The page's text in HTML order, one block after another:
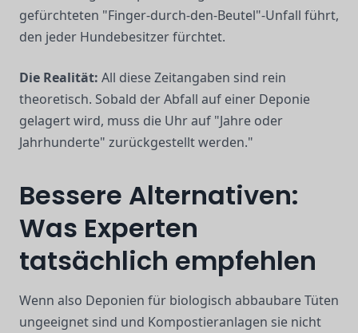
gefürchteten "Finger-durch-den-Beutel"-Unfall führt,
den jeder Hundebesitzer fürchtet.
Die Realität: All diese Zeitangaben sind rein
theoretisch. Sobald der Abfall auf einer Deponie
gelagert wird, muss die Uhr auf "Jahre oder
Jahrhunderte" zurückgestellt werden."
Bessere Alternativen:
Was Experten
tatsächlich empfehlen
Wenn also Deponien für biologisch abbaubare Tüten
ungeeignet sind und Kompostieranlagen sie nicht